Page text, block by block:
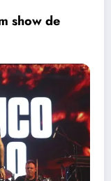
show de